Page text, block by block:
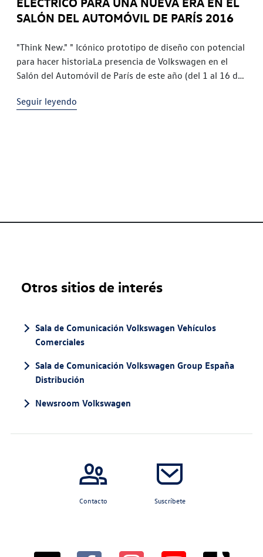
SALÓN DEL AUTOMÓVIL DE PARÍS 2016
"Think New." " Icónico prototipo de diseño con potencial
para hacer historiaLa presencia de Volkswagen en el
Salón del Automóvil de París de este año (del 1 al 16 de
Seguir leyendo
Otros sitios de interés
Sala de Comunicación Volkswagen Vehículos
Comerciales
Sala de Comunicación Volkswagen Group España
Distribución
Newsroom Volkswagen
Contacto Suscríbete